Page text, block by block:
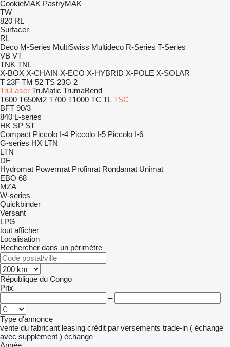
CookieMAK PastryMAK
TW
820 RL
Surfacer
RL
Deco M-Series MultiSwiss Multideco R-Series T-Series
VB VT
TNK TNL
X-BOX X-CHAIN X-ECO X-HYBRID X-POLE X-SOLAR
T 23F TM 52 TS 23G 2
TruLaser TruMatic TrumaBend
T600 T650M2 T700 T1000 TC TL TSC
BFT 90/3
840 L-series
HK SP ST
Compact Piccolo I-4 Piccolo I-5 Piccolo I-6
G-series HX LTN
LTN
DF
Hydromat Powermat Profimat Rondamat Unimat
EBO 68
MZA
W-series
Quickbinder
Versant
LPG
tout afficher
Localisation
Rechercher dans un périmètre
République du Congo
Prix
–
Type d'annonce
vente du fabricant leasing crédit par versements trade-in ( échange
avec supplément ) échange
Année